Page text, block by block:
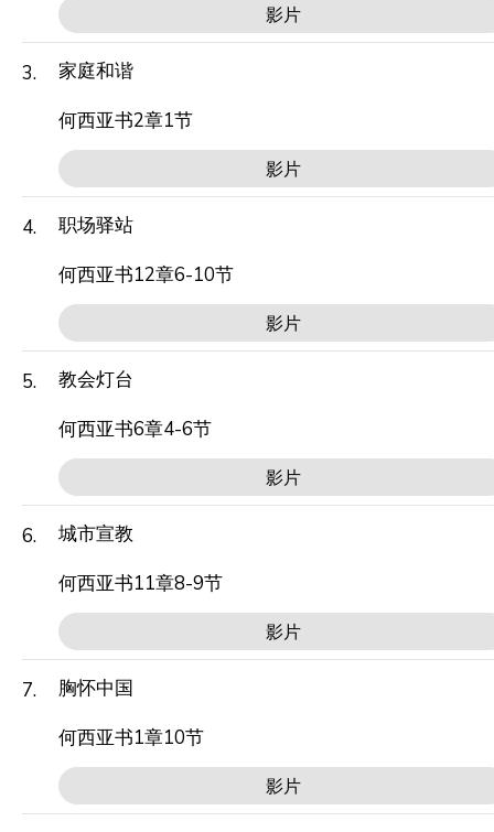
影片
3.
家庭和谐
何西亚书2章1节
影片
4.
职场驿站
何西亚书12章6-10节
影片
5.
教会灯台
何西亚书6章4-6节
影片
6.
城市宣教
何西亚书11章8-9节
影片
7.
胸怀中国
何西亚书1章10节
影片